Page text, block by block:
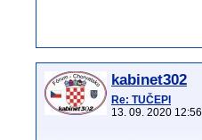
kabinet302
Re: TUČEPI
13. 09. 2020 12:56